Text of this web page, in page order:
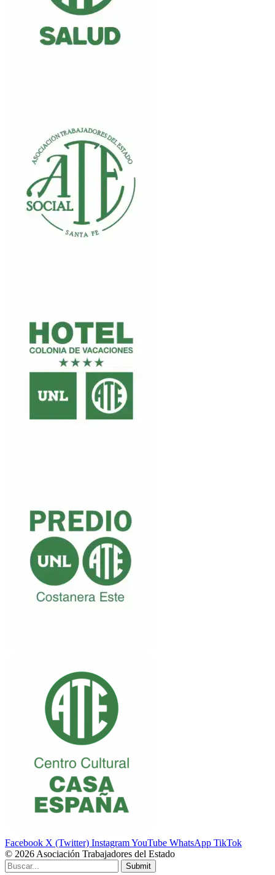
Facebook X (Twitter) InstagramYouTube WhatsApp TikTok
© 2026 Asociación Trabajadores del Estado
Submit